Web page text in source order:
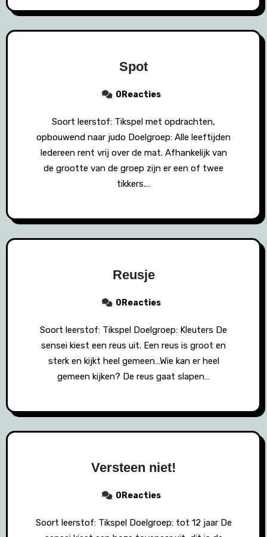
Spot
0Reacties
Soort leerstof: Tikspel met opdrachten,
opbouwend naar judo Doelgroep: Alle leeftijden
Iedereen rent vrij over de mat. Afhankelijk van
de grootte van de groep zijn er een of twee
tikkers.…
Reusje
0Reacties
Soort leerstof: Tikspel Doelgroep: Kleuters De
sensei kiest een reus uit. Een reus is groot en
sterk en kijkt heel gemeen…Wie kan er heel
gemeen kijken? De reus gaat slapen…
Versteen niet!
0Reacties
Soort leerstof: Tikspel Doelgroep: tot 12 jaar De